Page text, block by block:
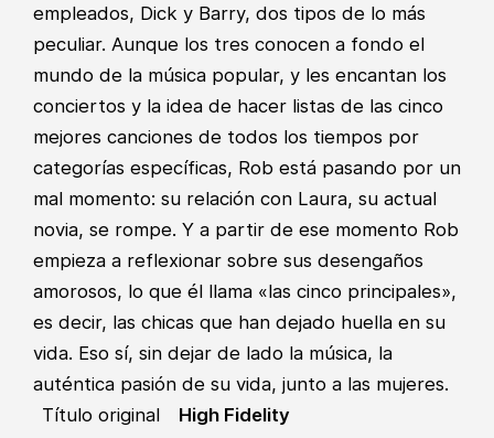
empleados, Dick y Barry, dos tipos de lo más
peculiar. Aunque los tres conocen a fondo el
mundo de la música popular, y les encantan los
conciertos y la idea de hacer listas de las cinco
mejores canciones de todos los tiempos por
categorías específicas, Rob está pasando por un
mal momento: su relación con Laura, su actual
novia, se rompe. Y a partir de ese momento Rob
empieza a reflexionar sobre sus desengaños
amorosos, lo que él llama «las cinco principales»,
es decir, las chicas que han dejado huella en su
vida. Eso sí, sin dejar de lado la música, la
auténtica pasión de su vida, junto a las mujeres.
Título original
High Fidelity